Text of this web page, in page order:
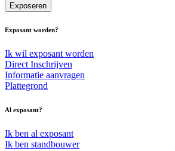
Exposeren
Exposant worden?
Ik wil exposant worden
Direct Inschrijven
Informatie aanvragen
Plattegrond
Al exposant?
Ik ben al exposant
Ik ben standbouwer